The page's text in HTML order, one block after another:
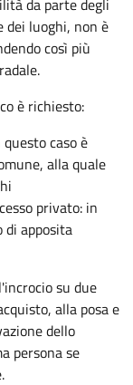
da parte degli
luoghi, non è
così più
è richiesto:
caso è
alla quale
privato: in
di apposita
su due
alla posa e
dello
persona se